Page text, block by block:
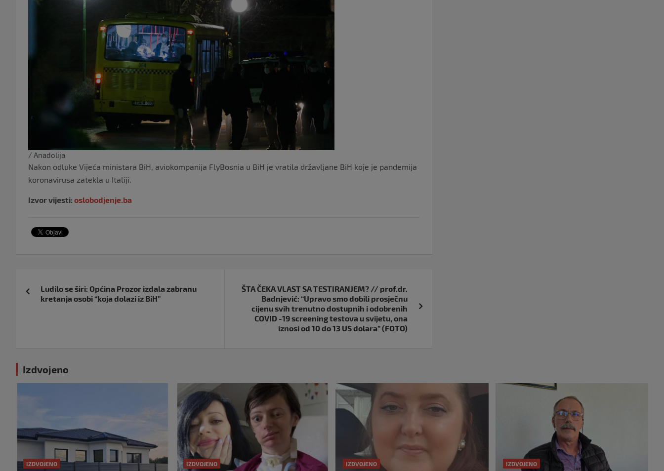
/ Anadolija
Nakon odluke Vijeća ministara BiH, aviokompanija FlyBosnia u BiH je vratila državljane BiH koje je pandemija
koronavirusa zatekla u Italiji.
Izvor vijesti: oslobodjenje.ba
objava
Ludilo se širi: Općina Prozor izdala zabranu
kretanja osobi “koja dolazi iz BiH”
ŠTA ČEKA VLAST SA TESTIRANJEM? // prof.dr.
Badnjević: “Upravo smo dobili prosječnu
cijenu svih trenutno dostupnih i odobrenih
COVID -19 screening testova u svijetu, ona
iznosi od 10 do 13 US dolara” (FOTO)
Izdvojeno
IZDVOJENO IZDVOJENO IZDVOJENO IZDVOJENO